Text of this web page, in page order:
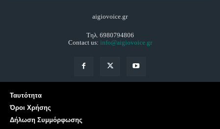
aigiovoice.gr
Τηλ. 6980794806
Contact us: info@aigiovoice.gr
Ταυτότητα
Όροι Χρήσης
Δήλωση Συμμόρφωσης